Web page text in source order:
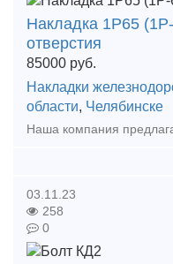
Накладка 1Р65
отверстия
85000 руб.
Накладки
области, Челябинске
03.11.23
258
0